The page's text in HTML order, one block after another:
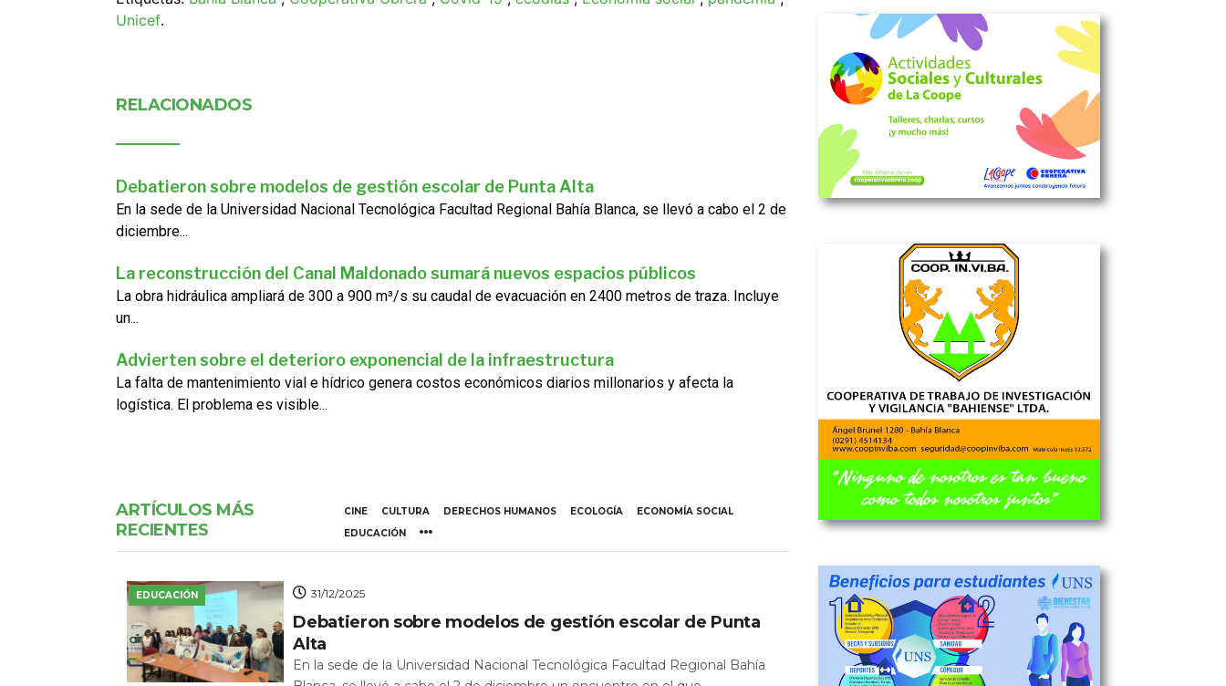
Unicef.
RELACIONADOS
Debatieron sobre modelos de gestión escolar de Punta Alta
En la sede de la Universidad Nacional Tecnológica Facultad Regional Bahía Blanca, se llevó a cabo el 2 de
diciembre...
La reconstrucción del Canal Maldonado sumará nuevos espacios públicos
La obra hidráulica ampliará de 300 a 900 m³/s su caudal de evacuación en 2400 metros de traza. Incluye
un...
Advierten sobre el deterioro exponencial de la infraestructura
La falta de mantenimiento vial e hídrico genera costos económicos diarios millonarios y afecta la
logística. El problema es visible...
ARTÍCULOS MÁS
RECIENTES
CINE CULTURA DERECHOS HUMANOS ECOLOGÍA
ECONOMÍA SOCIAL
EDUCACIÓN
EDUCACIÓN 31/12/2025
Debatieron sobre modelos de gestión escolar de Punta
Alta
En la sede de la Universidad Nacional Tecnológica Facultad Regional Bahía